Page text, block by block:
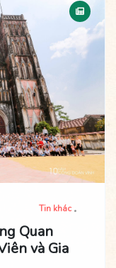
Tin khác
Quan
và Gia